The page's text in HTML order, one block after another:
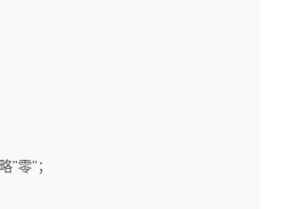
"零"；